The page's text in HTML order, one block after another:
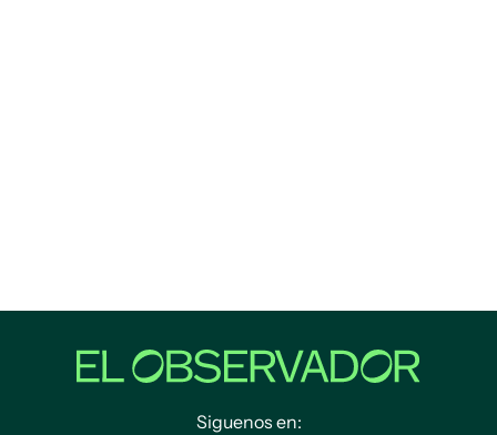
Siguenos en: